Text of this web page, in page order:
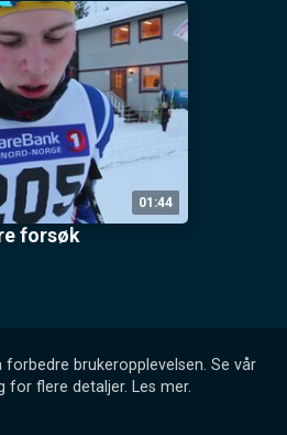
01:44
forsøk
brukeropplevelsen. Se vår
for flere detaljer. Les mer.